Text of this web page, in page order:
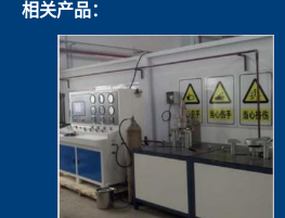
相关产品：